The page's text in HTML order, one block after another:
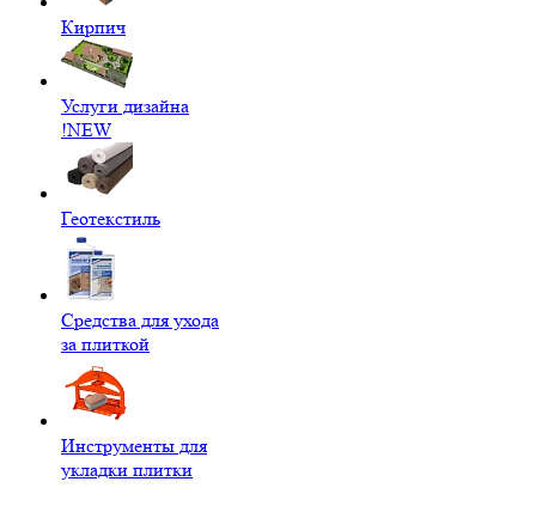
Кирпич
Услуги дизайна
!NEW
Геотекстиль
Средства для ухода
за плиткой
Инструменты для
укладки плитки